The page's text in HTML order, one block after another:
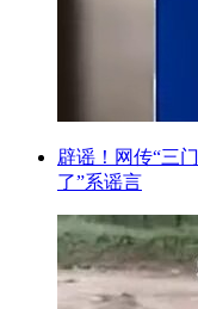
辟谣！网传“三
了”系谣言